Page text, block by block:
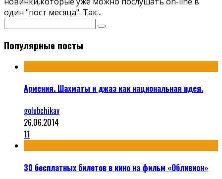
один "пост месяца". Так...
Популярные посты
Армения. Шахматы и джаз как национальная идея.
golubchikav
26.06.2014
11
30 бесплатных билетов в кино на фильм «Обливион»